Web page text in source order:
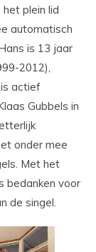
plein lid
automatisch
is 13 jaar
2012),
actief
Gubbels in
onder mee
Met het
bedanken voor
de singel.